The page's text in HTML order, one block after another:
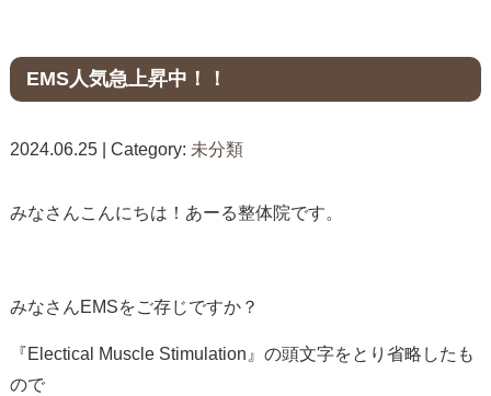
EMS人気急上昇中！！
2024.06.25 | Category: 未分類
みなさんこんにちは！あーる整体院です。
みなさんEMSをご存じですか？
『Electical Muscle Stimulation』の頭文字をとり省略したも
ので